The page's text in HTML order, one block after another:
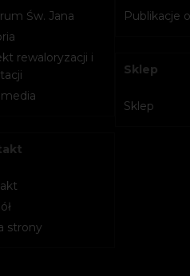
Św. Jana
rewaloryzacji i
strony
Publikacje
Sklep
Sklep